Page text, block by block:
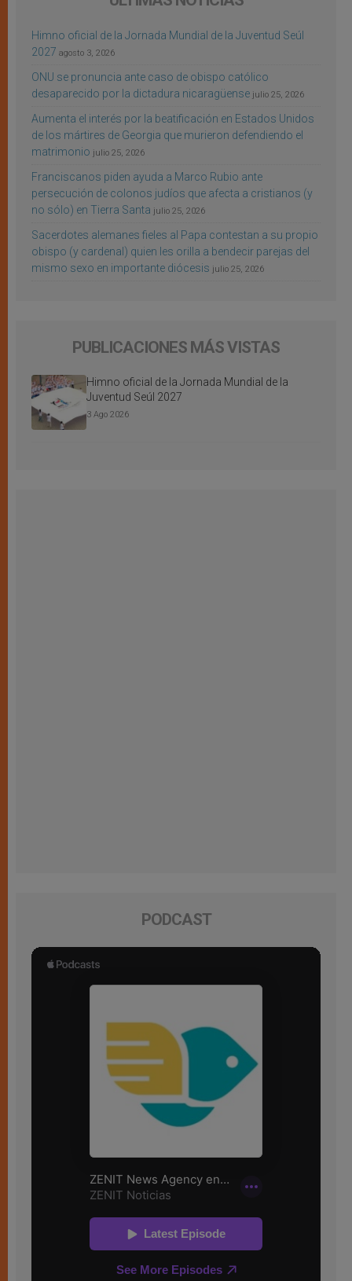
Himno oficial de la Jornada Mundial de la Juventud Seúl
2027 agosto 3, 2026
ONU se pronuncia ante caso de obispo católico
desaparecido por la dictadura nicaragüense julio 25, 2026
Aumenta el interés por la beatificación en Estados Unidos
de los mártires de Georgia que murieron defendiendo el
matrimonio julio 25, 2026
Franciscanos piden ayuda a Marco Rubio ante
persecución de colonos judíos que afecta a cristianos (y
no sólo) en Tierra Santa julio 25, 2026
Sacerdotes alemanes fieles al Papa contestan a su propio
obispo (y cardenal) quien les orilla a bendecir parejas del
mismo sexo en importante diócesis julio 25, 2026
PUBLICACIONES MÁS VISTAS
Himno oficial de la Jornada Mundial de la
Juventud Seúl 2027
3 Ago 2026
PODCAST